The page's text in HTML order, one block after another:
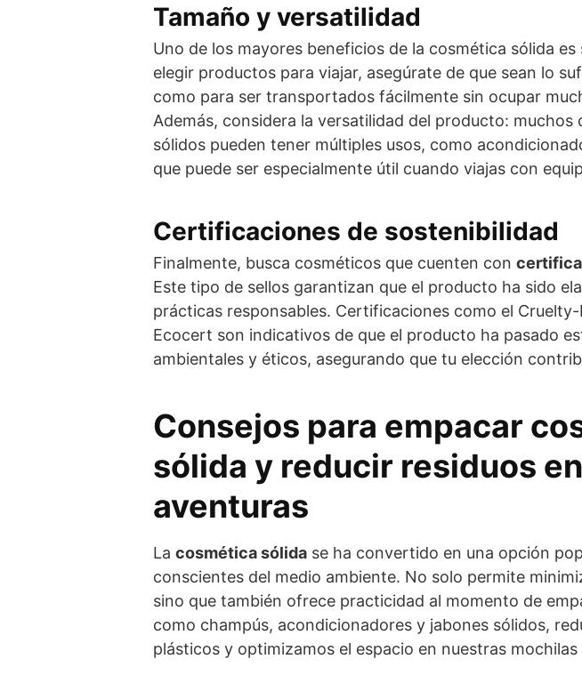
Tamaño y versatilidad
Uno de los mayores beneficios de la cosmética sólida es
elegir productos para viajar, asegúrate de que sean lo
como para ser transportados fácilmente sin ocupar
Además, considera la versatilidad del producto: muchos
sólidos pueden tener múltiples usos, como
que puede ser especialmente útil cuando viajas con
Certificaciones de sostenibilidad
Finalmente, busca cosméticos que cuenten con
Este tipo de sellos garantizan que el producto ha sido
prácticas responsables. Certificaciones como el Cruelty-
Ecocert son indicativos de que el producto ha pasado
ambientales y éticos, asegurando que tu elección
Consejos para empacar
sólida y reducir residuos
aventuras
La cosmética sólida se ha convertido en una opción
conscientes del medio ambiente. No solo permite
sino que también ofrece practicidad al momento de
como champús, acondicionadores y jabones sólidos,
plásticos y optimizamos el espacio en nuestras mochilas